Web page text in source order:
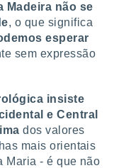
Madeira não se
, o que significa
esperar
sem expressão
insiste
e Central
dos valores
mais orientais
Maria - é que não